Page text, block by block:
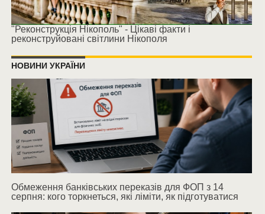
"Реконструкція Нікополь" - Цікаві факти і
реконструйовані світлини Нікополя
НОВИНИ УКРАЇНИ
Обмеження банківських переказів для ФОП з 14
серпня: кого торкнеться, які ліміти, як підготуватися